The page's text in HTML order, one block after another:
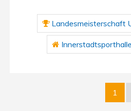
Landesmeisterschaft
1